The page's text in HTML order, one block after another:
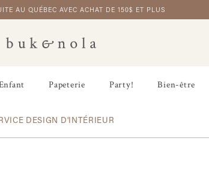
AU QUÉBEC AVEC ACHAT DE 150$ ET PLUS
Papeterie Party! Bien-être
DESIGN D'INTÉRIEUR